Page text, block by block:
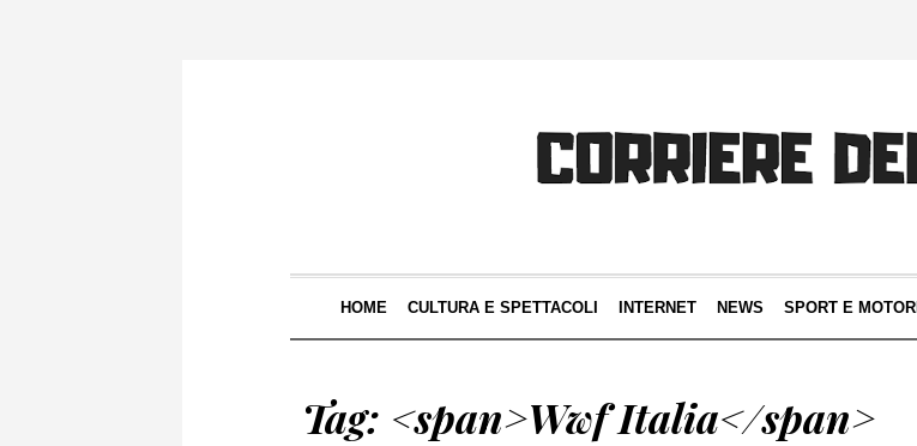
HOME CULTURA E SPETTACOLI INTERNET NEWS SPORT E MOTORI
Tag: <span>Wwf Italia</span>